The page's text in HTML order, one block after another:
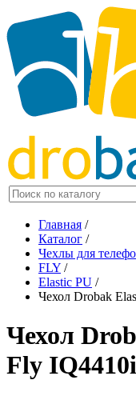
Главная /
Каталог /
Чехлы для
FLY /
Elastic PU /
Чехол Drobak
Чехол
Fly